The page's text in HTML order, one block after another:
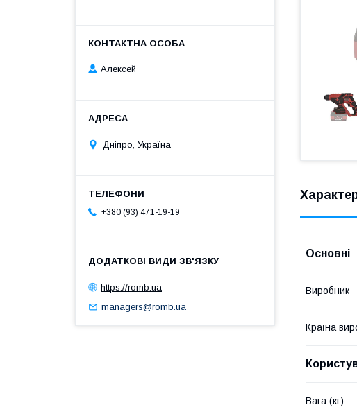
Основні
Виробник
Країна
Вага (кг)
Алексей
Дніпро, Україна
+380 (93) 471-19-19
https://romb.ua
managers@romb.ua